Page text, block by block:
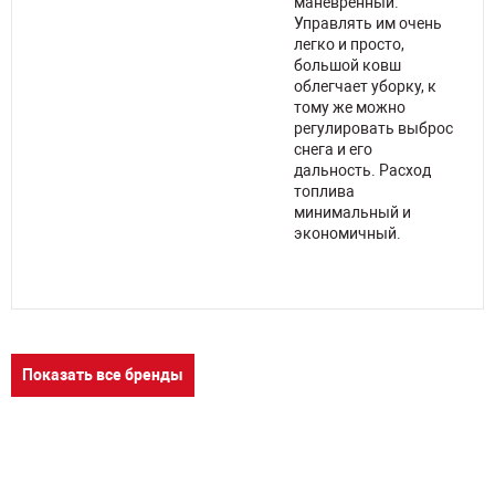
Управлять им очень
легко и просто,
большой ковш
облегчает уборку, к
тому же можно
регулировать выброс
снега и его
дальность. Расход
топлива
минимальный и
экономичный.
Показать все бренды